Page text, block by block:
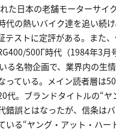
た日本の老舗モーターサイ
代の熱いバイク達を追い続
テストに定評がある。また
500Γ時代（1984年3月
る名物企画で、業界内の生
っている。メイン読者層は
代。ブランドタイトルの“ヤ
錯誤とはなったが、信条は
いる“ヤング・アット・ハー